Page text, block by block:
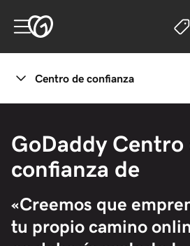
Centro de confianza
GoDaddy Centro
confianza de
«Creemos que
tu propio camino